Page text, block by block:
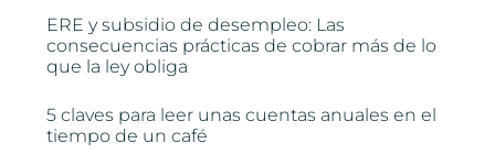
ERE y subsidio de desempleo: Las
consecuencias prácticas de cobrar más de lo
que la ley obliga
5 claves para leer unas cuentas anuales en el
tiempo de un café